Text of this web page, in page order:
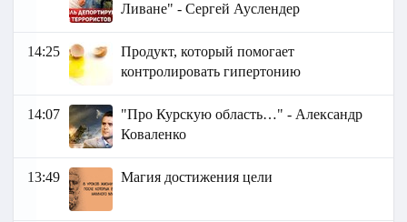
Ливане" - Сергей Ауслендер
14:25
Продукт, который помогает
контролировать гипертонию
14:07
"Про Курскую область…" - Александр
Коваленко
13:49 Магия достижения цели